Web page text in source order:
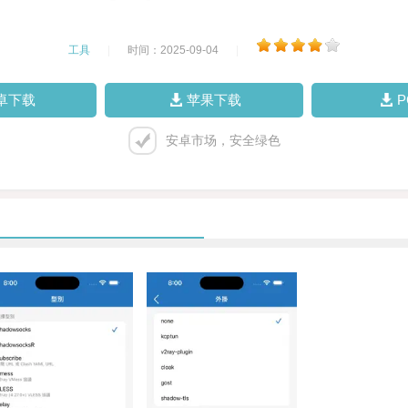
工具 时间：2025-09-04
下载 苹果下载
安卓市场，安全绿色